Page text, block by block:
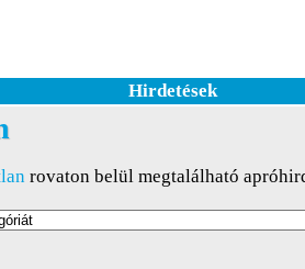
Hirdetések
rovaton belül megtalálható